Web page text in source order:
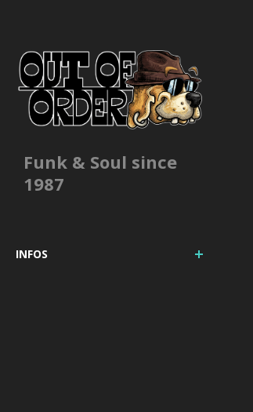
Funk & Soul since
1987
INFOS